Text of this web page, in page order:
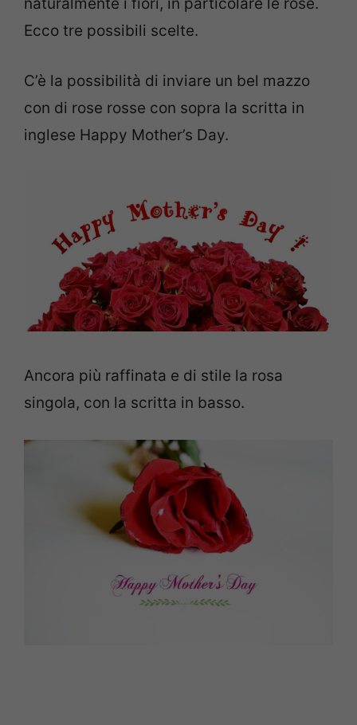
Ecco tre possibili scelte.
C’è la possibilità di inviare un bel mazzo
con di rose rosse con sopra la scritta in
inglese Happy Mother’s Day.
Ancora più raffinata e di stile la rosa
singola, con la scritta in basso.